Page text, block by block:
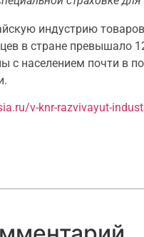
индустрию
в стране превышало
с населением почти в
v-knr-razvivayut-